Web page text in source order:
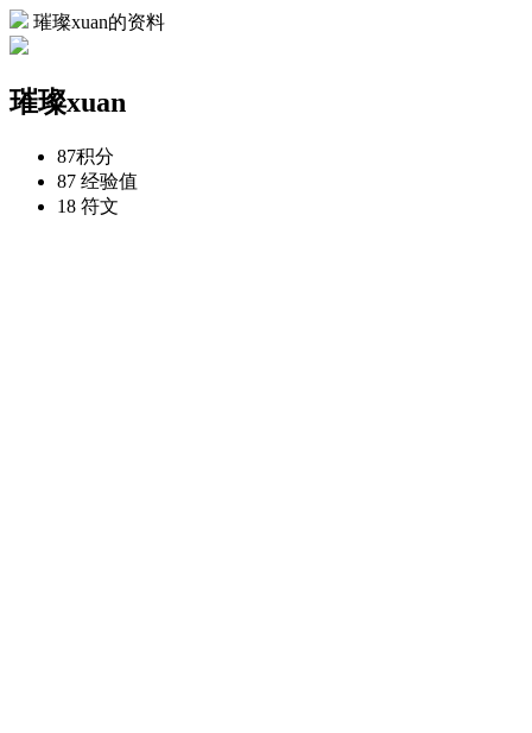
璀璨xuan的资料
璀璨xuan
87积分
87 经验值
18 符文